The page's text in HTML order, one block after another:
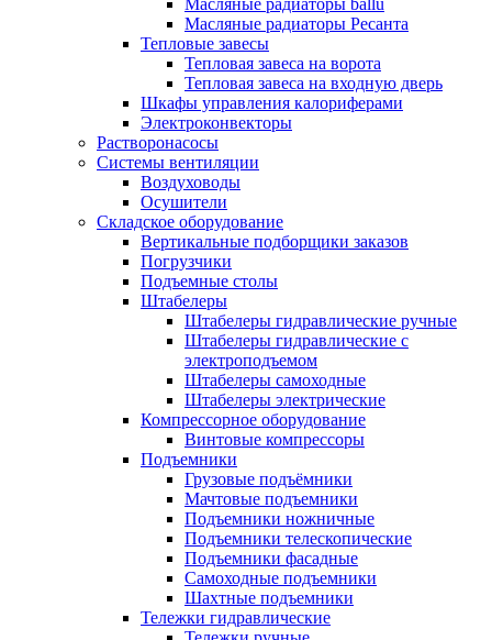
Масляные радиаторы ballu
Масляные радиаторы Ресанта
Тепловые завесы
Тепловая завеса на ворота
Тепловая завеса на входную дверь
Шкафы управления калориферами
Электроконвекторы
Растворонасосы
Системы вентиляции
Воздуховоды
Осушители
Складское оборудование
Вертикальные подборщики заказов
Погрузчики
Подъемные столы
Штабелеры
Штабелеры гидравлические ручные
Штабелеры гидравлические с
электроподъемом
Штабелеры самоходные
Штабелеры электрические
Компрессорное оборудование
Винтовые компрессоры
Подъемники
Грузовые подъёмники
Мачтовые подъемники
Подъемники ножничные
Подъемники телескопические
Подъемники фасадные
Самоходные подъемники
Шахтные подъемники
Тележки гидравлические